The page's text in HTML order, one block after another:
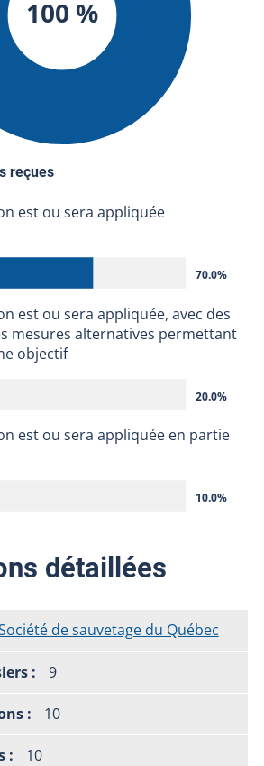
100 %
reçues
est ou sera appliquée
70.0%
est ou sera appliquée, avec des
mesures alternatives permettant
objectif
20.0%
est ou sera appliquée en partie
10.0%
détaillées
de sauvetage du Québec
9
10
10